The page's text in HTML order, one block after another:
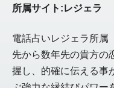
所属サイト:レジェラ
電話占いレジェラ所
先から数年先の貴方の
握し、的確に伝える事